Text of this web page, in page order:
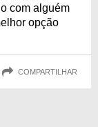
com alguém
opção
COMPARTILHAR